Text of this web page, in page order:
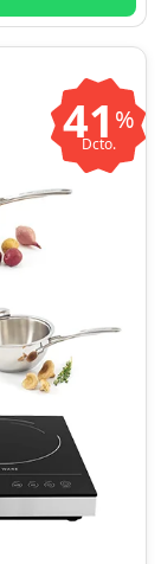
41 %
Dcto.